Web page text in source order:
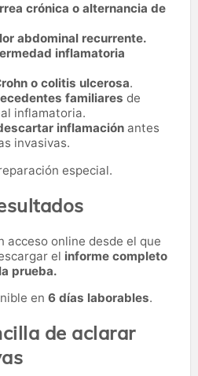
crónica o alternancia de
abdominal recurrente.
inflamatoria
o colitis ulcerosa.
familiares de
inflamatoria.
inflamación antes
invasivas.
especial.
acceso online desde el que
el informe completo
prueba.
en 6 días laborables.
de aclarar